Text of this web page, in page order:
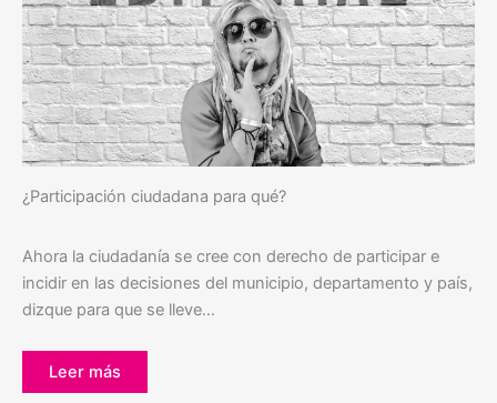
¿Participación ciudadana para qué?
Ahora la ciudadanía se cree con derecho de participar e
incidir en las decisiones del municipio, departamento y país,
dizque para que se lleve…
Leer más